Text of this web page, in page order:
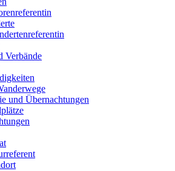
Verbände
und Übernachtungen